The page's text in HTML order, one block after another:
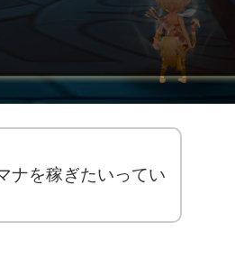
ナを稼ぎたいってい